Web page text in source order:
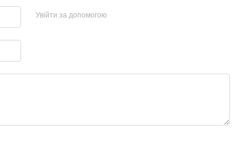
Увійти за допомогою